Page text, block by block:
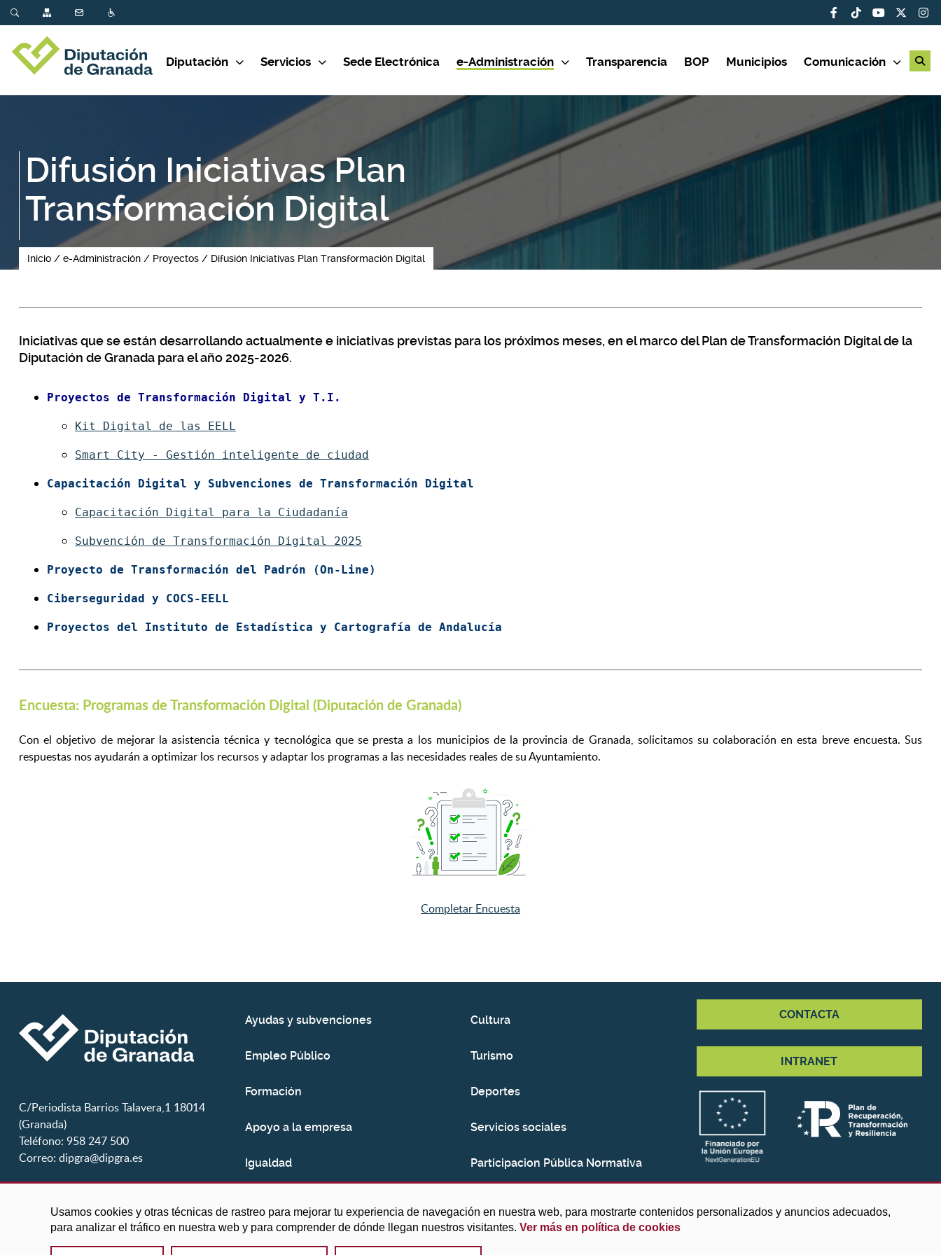
Usamos cookies y otras técnicas de rastreo para mejorar tu experiencia de navegación en nuestra web, para mostrarte contenidos personalizados y anuncios adecuados,
para analizar el tráfico en nuestra web y para comprender de dónde llegan nuestros visitantes. Ver más en política de cookies
Diputación Servicios Sede Electrónica e-Administración Transparencia BOP Municipios Comunicación
Difusión Iniciativas Plan
Transformación Digital
Inicio e-Administración Proyectos Difusión Iniciativas Plan Transformación Digital
Iniciativas que se están desarrollando actualmente e iniciativas previstas para los próximos meses, en el marco del Plan de Transformación Digital de la
Diputación de Granada para el año 2025-2026.
Proyectos de Transformación Digital y T.I.
Kit Digital de las EELL
Smart City - Gestión inteligente de ciudad
Capacitación Digital y Subvenciones de Transformación Digital
Capacitación Digital para la Ciudadanía
Subvención de Transformación Digital 2025
Proyecto de Transformación del Padrón (On-Line)
Ciberseguridad y COCS-EELL
Proyectos del Instituto de Estadística y Cartografía de Andalucía
Encuesta: Programas de Transformación Digital (Diputación de Granada)
Con el objetivo de mejorar la asistencia técnica y tecnológica que se presta a los municipios de la provincia de Granada, solicitamos su colaboración en esta breve encuesta. Sus
respuestas nos ayudarán a optimizar los recursos y adaptar los programas a las necesidades reales de su Ayuntamiento.
Completar Encuesta
C/Periodista Barrios Talavera,1 18014
(Granada)
Teléfono: 958 247 500
Correo: dipgra@dipgra.es
Ayudas y subvenciones
Empleo Público
Formación
Apoyo a la empresa
Igualdad
Cultura
Turismo
Deportes
Servicios sociales
Participacion Pública Normativa
CONTACTA
INTRANET